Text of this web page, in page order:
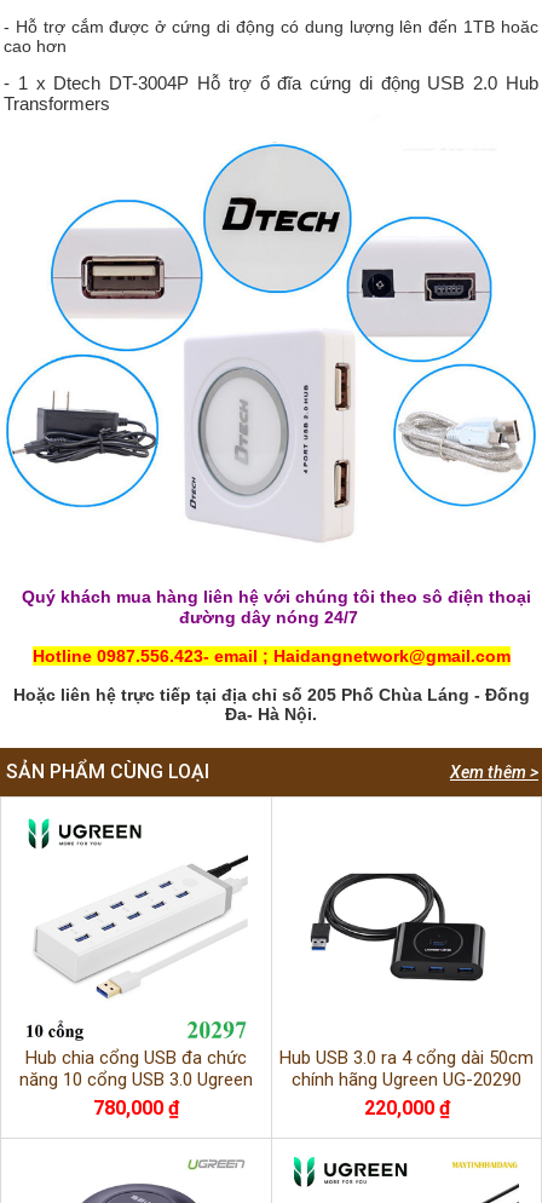
- Hỗ trợ cắm được ở cứng di động có dung lượng lên đến 1TB hoăc
cao hơn
- 1 x Dtech DT-3004P Hỗ trợ ổ đĩa cứng di động USB 2.0 Hub
Transformers
Quý khách mua hàng liên hệ với chúng tôi theo sô điện thoại
đường dây nóng 24/7
Hotline 0987.556.423- email ; Haidangnetwork@gmail.com
Hoặc liên hệ trực tiếp tại địa chỉ số 205 Phố Chùa Láng - Đống
Đa- Hà Nội.
Xem thêm >
SẢN PHẨM CÙNG LOẠI
Hub chia cổng USB đa chức
năng 10 cổng USB 3.0 Ugreen
20297 chính hãng cao cấp
780,000 ₫
Hub USB 3.0 ra 4 cổng dài 50cm
chính hãng Ugreen UG-20290
cao cấp
220,000 ₫